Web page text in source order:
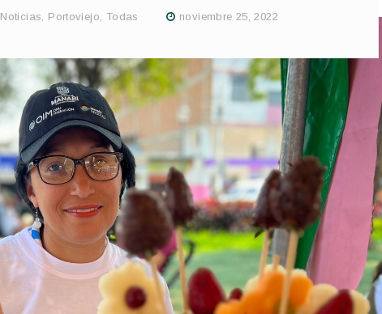
Noticias, Portoviejo, Todas noviembre 25, 2022